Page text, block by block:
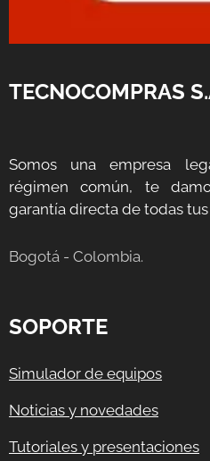
TECNOCOMPRAS
Somos una empresa
régimen común, te
garantía directa de todas
Bogotá - Colombia.
SOPORTE
Simulador de equipos
Noticias y novedades
Tutoriales y presentaciones